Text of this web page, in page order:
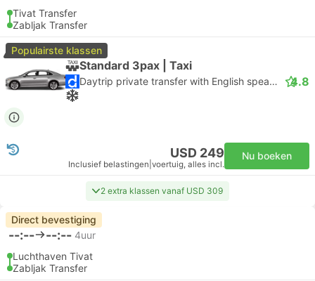
Tivat Transfer
Zabljak Transfer
Populairste klassen
Standard 3pax | Taxi
Daytrip private transfer with English speaking driver 4.8
USD 249
Inclusief belastingen voertuig, alles incl.
Nu boeken
2 extra klassen vanaf USD 309
Direct bevestiging
--:-- --:-- 4uur
Luchthaven Tivat
Zabljak Transfer